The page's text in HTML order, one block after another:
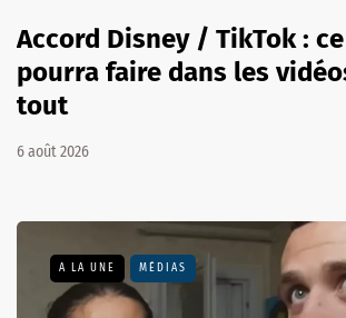
Accord Disney / TikTok :
pourra faire dans les
tout
6 août 2026
A LA UNE MÉDIAS